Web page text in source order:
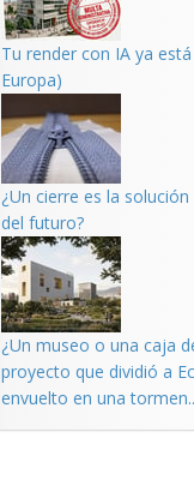
Tu render con IA ya
Europa)
¿Un cierre es la
del futuro?
¿Un museo o una caja
proyecto que dividió a
envuelto en una